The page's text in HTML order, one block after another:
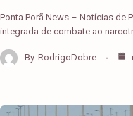
Ponta Porã News – Notícias de
integrada de combate ao
By RodrigoDobre